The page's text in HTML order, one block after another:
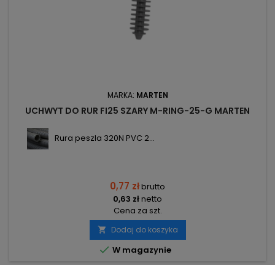
MARKA: MARTEN
UCHWYT DO RUR FI25 SZARY M-RING-25-G MARTEN
Rura peszla 320N PVC 2...
0,77 złbrutto
0,63 złnetto
Cena za szt.
 Dodaj do koszyka
 W magazynie